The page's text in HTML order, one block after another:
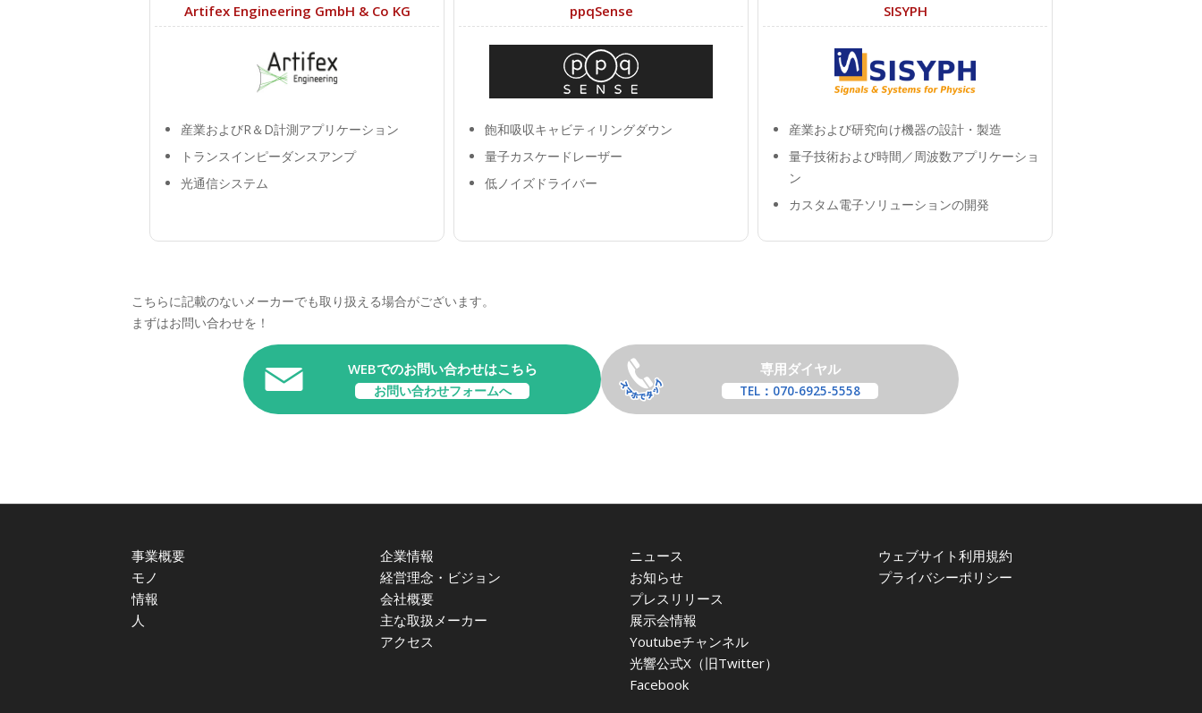
Artifex Engineering GmbH & Co KG
産業およびR＆D計測アプリケーション
トランスインピーダンスアンプ
光通信システム
ppqSense
飽和吸収キャビティリングダウン
量子カスケードレーザー
低ノイズドライバー
SISYPH
産業および研究向け機器の設計・製造
量子技術および時間／周波数アプリケーショ
ン
カスタム電子ソリューションの開発
こちらに記載のないメーカーでも取り扱える場合がございます。
まずはお問い合わせを！
WEBでのお問い合わせはこちら
お問い合わせフォームへ
専用ダイヤル
TEL：070-6925-5558
事業概要
モノ
情報
人
企業情報
経営理念・ビジョン
会社概要
主な取扱メーカー
アクセス
ニュース
お知らせ
プレスリリース
展示会情報
Youtubeチャンネル
光響公式X（旧Twitter）
Facebook
ウェブサイト利用規約
プライバシーポリシー